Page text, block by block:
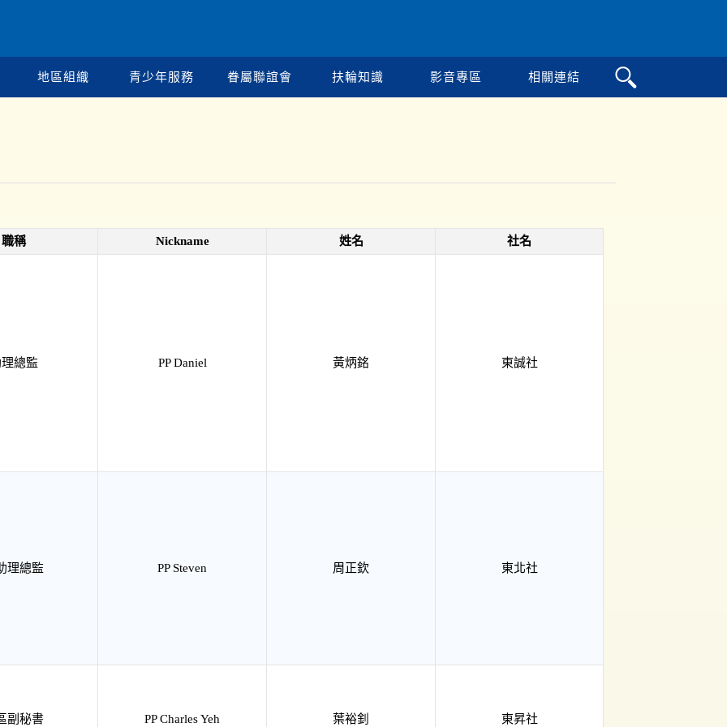
地區組織 青少年服務 眷屬聯誼會 扶輪知識 影音專區 相關連結
職稱 Nickname 姓名 社名
總監 PP Daniel 黃炳銘 東誠社
理總監 PP Steven 周正欽 東北社
副秘書 PP Charles Yeh 葉裕釗 東昇社